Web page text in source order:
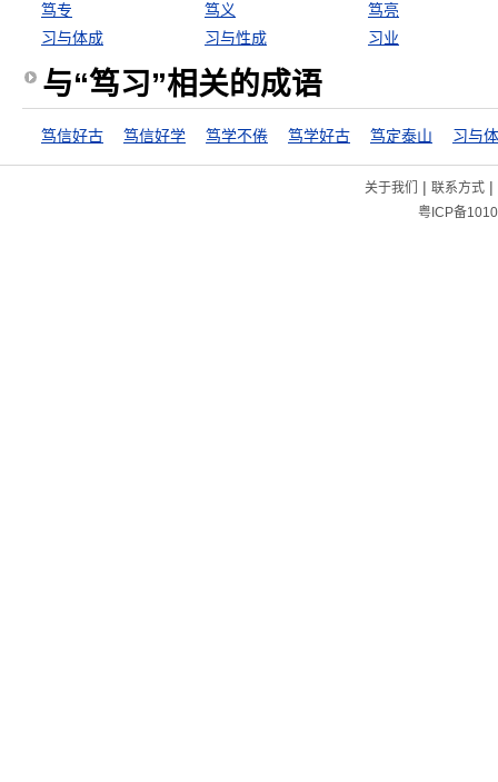
笃专 笃义
笃亮
习与体成
习与性成 习业
与“笃习”相关的成语
笃信好古 笃信好学 笃学不倦 笃学好古 笃定泰山 习与
关于我们 | 联系方式|
粤ICP备